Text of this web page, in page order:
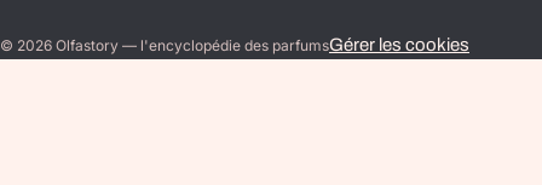
© 2026 Olfastory — l'encyclopédie des parfumsGérer les cookies